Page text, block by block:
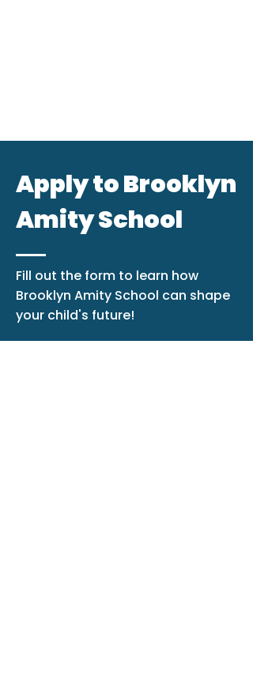
Apply to Brooklyn
Amity School
Fill out the form to learn how
Brooklyn Amity School can shape
your child's future!